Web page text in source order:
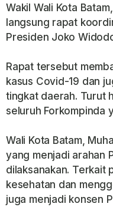
Wakil Wali Kota
langsung rapat
Presiden Joko
Rapat tersebut
kasus Covid-19 dan
tingkat daerah. Turut
seluruh Forkompinda
Wali Kota Batam,
yang menjadi arahan
dilaksanakan. Terkait
kesehatan dan
juga menjadi konsen